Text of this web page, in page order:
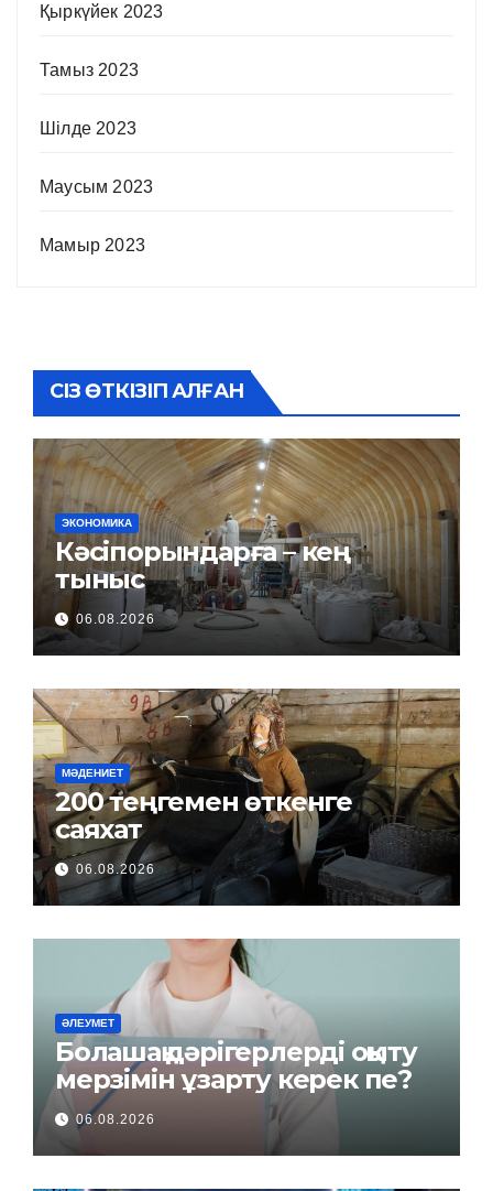
Қыркүйек 2023
Тамыз 2023
Шілде 2023
Маусым 2023
Мамыр 2023
СІЗ ӨТКІЗІП АЛҒАН
ЭКОНОМИКА
Кәсіпорындарға – кең
тыныс
06.08.2026
МӘДЕНИЕТ
200 теңгемен өткенге
саяхат
06.08.2026
ӘЛЕУМЕТ
Болашақ дәрігерлерді оқыту
мерзімін ұзарту керек пе?
06.08.2026